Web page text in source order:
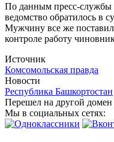
По данным пресс-службы
ведомство обратилось в
Мужчину все же
контроле работу
Источник
Комсомольская правда
Новости
Республика Башкортостан
Перешел на другой домен
Мы в социальных сетях: